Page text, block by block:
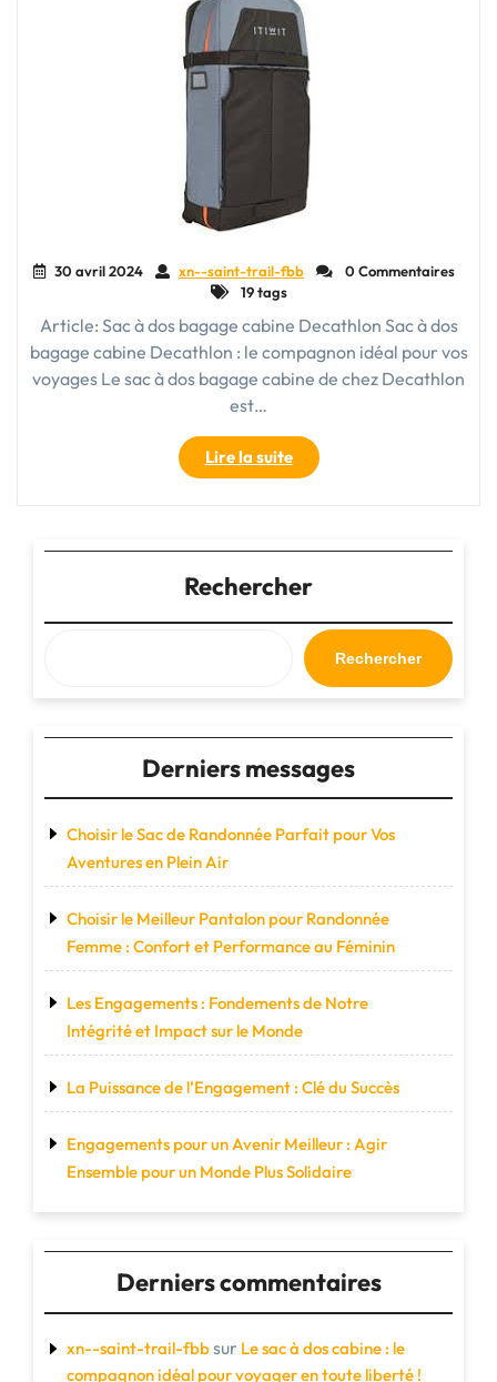
et
Indispensables"
30 avril 2024 xn--saint-trail-fbb
0 Commentaires
19 tags
Article: Sac à dos bagage cabine Decathlon Sac à dos
bagage cabine Decathlon : le compagnon idéal pour vos
voyages Le sac à dos bagage cabine de chez Decathlon
est…
Lire la suite"Sac
à
dos
cabine
Decathlon
:
l’indispensable
compagnon
de
Rechercher
Rechercher
Derniers messages
Choisir le Sac de Randonnée Parfait pour Vos
Aventures en Plein Air
Choisir le Meilleur Pantalon pour Randonnée
Femme : Confort et Performance au Féminin
Les Engagements : Fondements de Notre
Intégrité et Impact sur le Monde
La Puissance de l’Engagement : Clé du Succès
Engagements pour un Avenir Meilleur : Agir
Ensemble pour un Monde Plus Solidaire
Derniers commentaires
xn--saint-trail-fbbsur Le sac à dos cabine : le
compagnon idéal pour voyager en toute liberté !